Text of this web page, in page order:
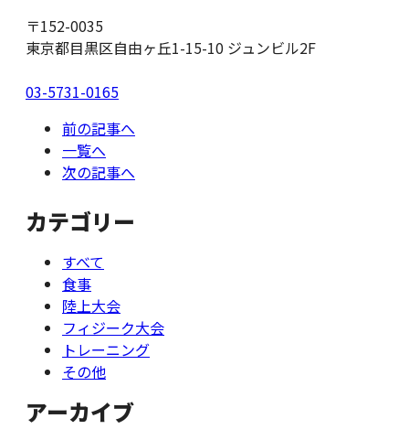
〒152-0035
東京都目黒区自由ヶ丘1-15-10 ジュンビル2F
03-5731-0165
前の記事へ
一覧へ
次の記事へ
カテゴリー
すべて
食事
陸上大会
フィジーク大会
トレーニング
その他
アーカイブ